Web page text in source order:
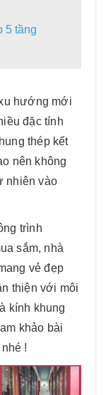
5 tầng
hướng mới
đặc tính
thép kết
nên không
nhiên vào
trình
sắm, nhà
vẻ đẹp
thiện với môi
kính khung
khảo bài
!